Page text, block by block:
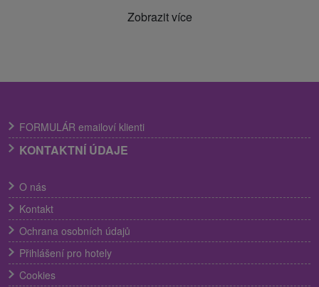
Zobrazit více
FORMULÁR emailoví klienti
KONTAKTNÍ ÚDAJE
O nás
Kontakt
Ochrana osobních údajů
Přihlášení pro hotely
Cookies